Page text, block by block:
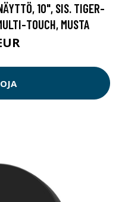
10", SIS. TIGER-
TOUCH, MUSTA